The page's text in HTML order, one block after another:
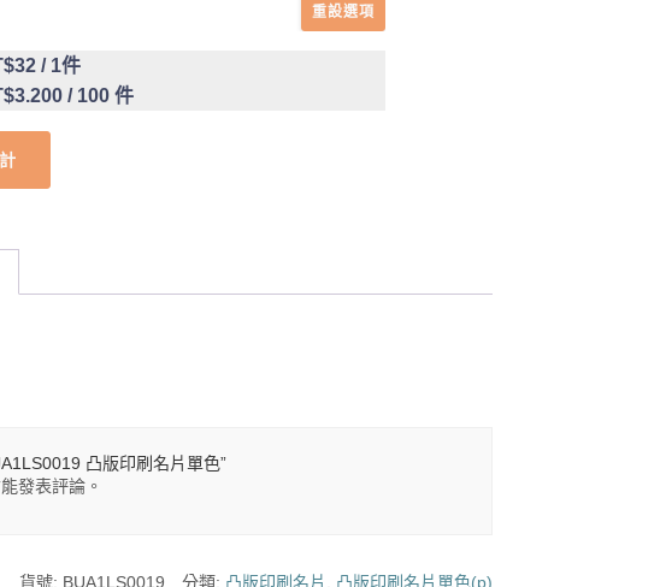
重設選項
/ 1件
/ 100 件
凸版印刷名片單色”
發表評論。
貨號: BUA1LS0019 分類: 凸版印刷名片 , 凸版印刷名片單色(p)